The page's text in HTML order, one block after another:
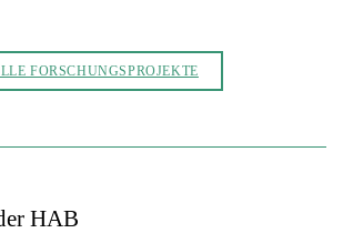
FORSCHUNGSPROJEKTE
HAB